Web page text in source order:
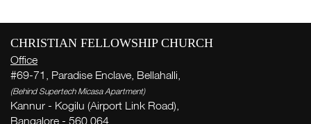
CHRISTIAN FELLOWSHIP CHURCH
Office
#69-71, Paradise Enclave, Bellahalli,
(Behind Supertech Micasa Apartment)
Kannur - Kogilu (Airport Link Road),
Bangalore - 560 064,